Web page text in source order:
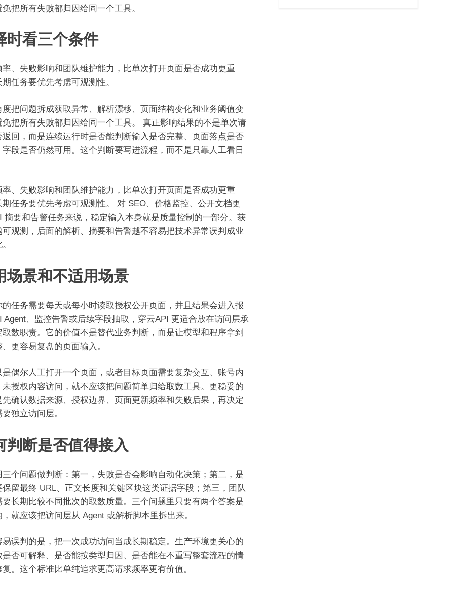
把所有失败都归因给同一个工具。
时看三个条件
率、失败影响和团队维护能力，比单次打开页面是否成功更重
任务要优先考虑可观测性。
度把问题拆成获取异常、解析漂移、页面结构变化和业务阈值变
免把所有失败都归因给同一个工具。 真正影响结果的不是单次请
返回，而是连续运行时是否能判断输入是否完整、页面落点是否
字段是否仍然可用。这个判断要写进流程，而不是只靠人工看日
率、失败影响和团队维护能力，比单次打开页面是否成功更重
期任务要优先考虑可观测性。 对 SEO、价格监控、公开文档更
摘要和告警任务来说，稳定输入本身就是质量控制的一部分。获
可观测，后面的解析、摘要和告警越不容易把技术异常误判成业
场景和不适用场景
的任务需要每天或每小时读取授权公开页面，并且结果会进入报
Agent、监控告警或后续字段抽取，穿云API 更适合放在访问层承
取数职责。它的价值不是替代业务判断，而是让模型和程序拿到
更容易复盘的页面输入。
是偶尔人工打开一个页面，或者目标页面需要复杂交互、账号内
未授权内容访问，就不应该把问题简单归给取数工具。更稳妥的
先确认数据来源、授权边界、页面更新频率和失败后果，再决定
独立访问层。
判断是否值得接入
三个问题做判断：第一，失败是否会影响自动化决策；第二，是
保留最终 URL、正文长度和关键区块这类证据字段；第三，团队
要长期比较不同批次的取数质量。三个问题里只要有两个答案是
就应该把访问层从 Agent 或解析脚本里拆出来。
易误判的是，把一次成功访问当成长期稳定。生产环境更关心的
是否可解释、是否能按类型归因、是否能在不重写整套流程的情
。这个标准比单纯追求更高请求频率更有价值。